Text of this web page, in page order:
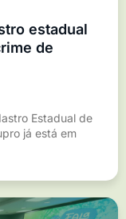
estadual
de
Estadual de
já está em